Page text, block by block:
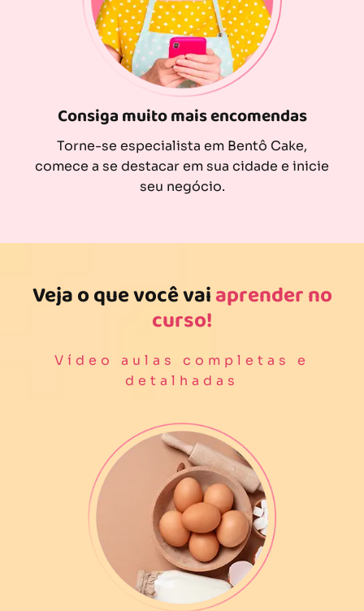
Consiga muito mais encomendas
Torne-se especialista em Bentô Cake,
comece a se destacar em sua cidade e inicie
seu negócio.
Veja o que você vaiaprender no
curso!
Vídeo aulas completas e
detalhadas